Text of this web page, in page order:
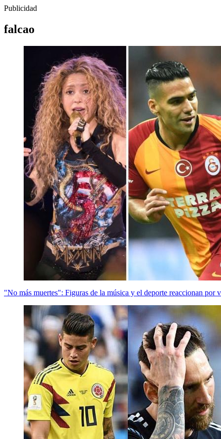
Publicidad
falcao
"No más muertes": Figuras de la música y el deporte reaccionan por